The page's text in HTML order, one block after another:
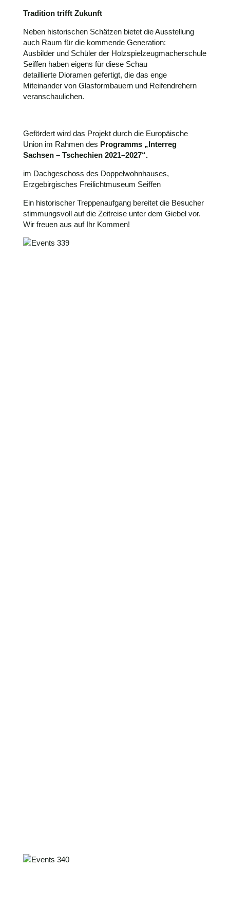
Tradition trifft Zukunft
Neben historischen Schätzen bietet die Ausstellung
auch Raum für die kommende Generation:
Ausbilder und Schüler der Holzspielzeugmacherschule
Seiffen haben eigens für diese Schau
detaillierte Dioramen gefertigt, die das enge
Miteinander von Glasformbauern und Reifendrehern
veranschaulichen.
Gefördert wird das Projekt durch die Europäische
Union im Rahmen des Programms „Interreg
Sachsen – Tschechien 2021–2027“.
im Dachgeschoss des Doppelwohnhauses,
Erzgebirgisches Freilichtmuseum Seiffen
Ein historischer Treppenaufgang bereitet die Besucher
stimmungsvoll auf die Zeitreise unter dem Giebel vor.
Wir freuen aus auf Ihr Kommen!